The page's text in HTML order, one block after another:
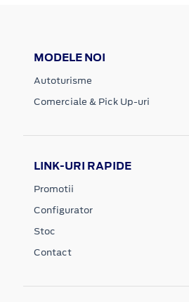
MODELE NOI
Autoturisme
Comerciale & Pick Up-uri
LINK-URI RAPIDE
Promotii
Configurator
Stoc
Contact